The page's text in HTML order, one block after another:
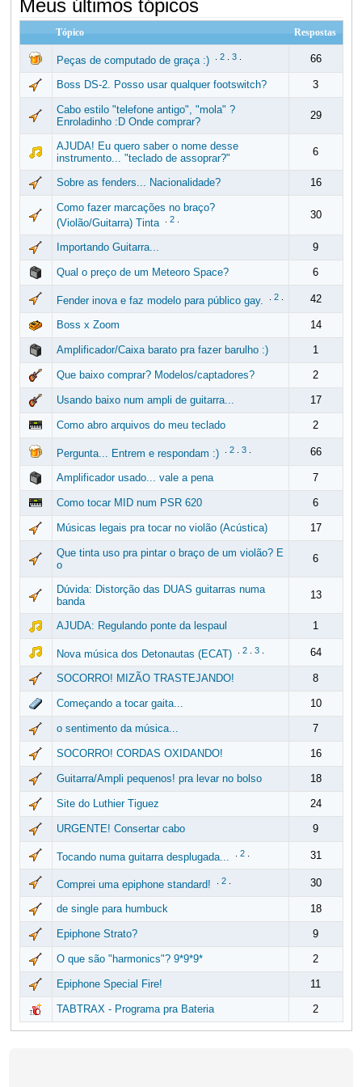
Meus últimos tópicos
Tópico Respostas
Peças de computado de graça :) 2. 3. 66
Boss DS-2. Posso usar qualquer footswitch? 3
Cabo estilo "telefone antigo", "mola" ?
Enroladinho :D Onde comprar?
29
AJUDA! Eu quero saber o nome desse
instrumento... "teclado de assoprar?"
6
Sobre as fenders... Nacionalidade? 16
Como fazer marcações no braço?
(Violão/Guitarra) Tinta
2. 30
Importando Guitarra... 9
Qual o preço de um Meteoro Space? 6
Fender inova e faz modelo para público gay. 2. 42
Boss x Zoom 14
Amplificador/Caixa barato pra fazer barulho :) 1
Que baixo comprar? Modelos/captadores? 2
Usando baixo num ampli de guitarra... 17
Como abro arquivos do meu teclado 2
Pergunta... Entrem e respondam :) 2. 3. 66
Amplificador usado... vale a pena 7
Como tocar MID num PSR 620 6
Músicas legais pra tocar no violão (Acústica) 17
Que tinta uso pra pintar o braço de um violão? E
o
6
Dúvida: Distorção das DUAS guitarras numa
banda
13
AJUDA: Regulando ponte da lespaul 1
Nova música dos Detonautas (ECAT) 2. 3. 64
SOCORRO! MIZÃO TRASTEJANDO! 8
Começando a tocar gaita... 10
o sentimento da música... 7
SOCORRO! CORDAS OXIDANDO! 16
Guitarra/Ampli pequenos! pra levar no bolso 18
Site do Luthier Tiguez 24
URGENTE! Consertar cabo 9
Tocando numa guitarra desplugada... 2. 31
Comprei uma epiphone standard! 2. 30
de single para humbuck 18
Epiphone Strato? 9
O que são "harmonics"? 9*9*9* 2
Epiphone Special Fire! 11
TABTRAX - Programa pra Bateria 2